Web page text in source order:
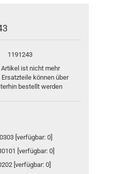
1191243
Artikel ist nicht mehr
können über
bestellt werden
white, Art.Nr.: 11912430303 [verfügbar: 0]
BLACK, Art.Nr.: 11912430101 [verfügbar: 0]
blue, Art.Nr.: 11912430202 [verfügbar: 0]